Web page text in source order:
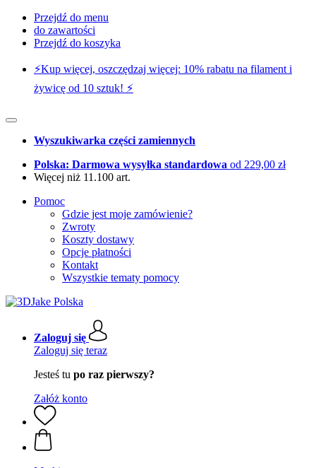
Przejdź do menu
do zawartości
Przejdź do koszyka
⚡️Kup więcej, oszczędzaj więcej: 10% rabatu na filament i
żywicę od 10 sztuk! ⚡️
Wyszukiwarka części zamiennych
Polska: Darmowa wysyłka standardowa od 229,00 zł
Więcej niż 11.100 art.
Pomoc
Gdzie jest moje zamówienie?
Zwroty
Koszty dostawy
Opcje płatności
Kontakt
Wszystkie tematy pomocy
Zaloguj się
Zaloguj się teraz
Jesteś tu po raz pierwszy?
Załóż konto